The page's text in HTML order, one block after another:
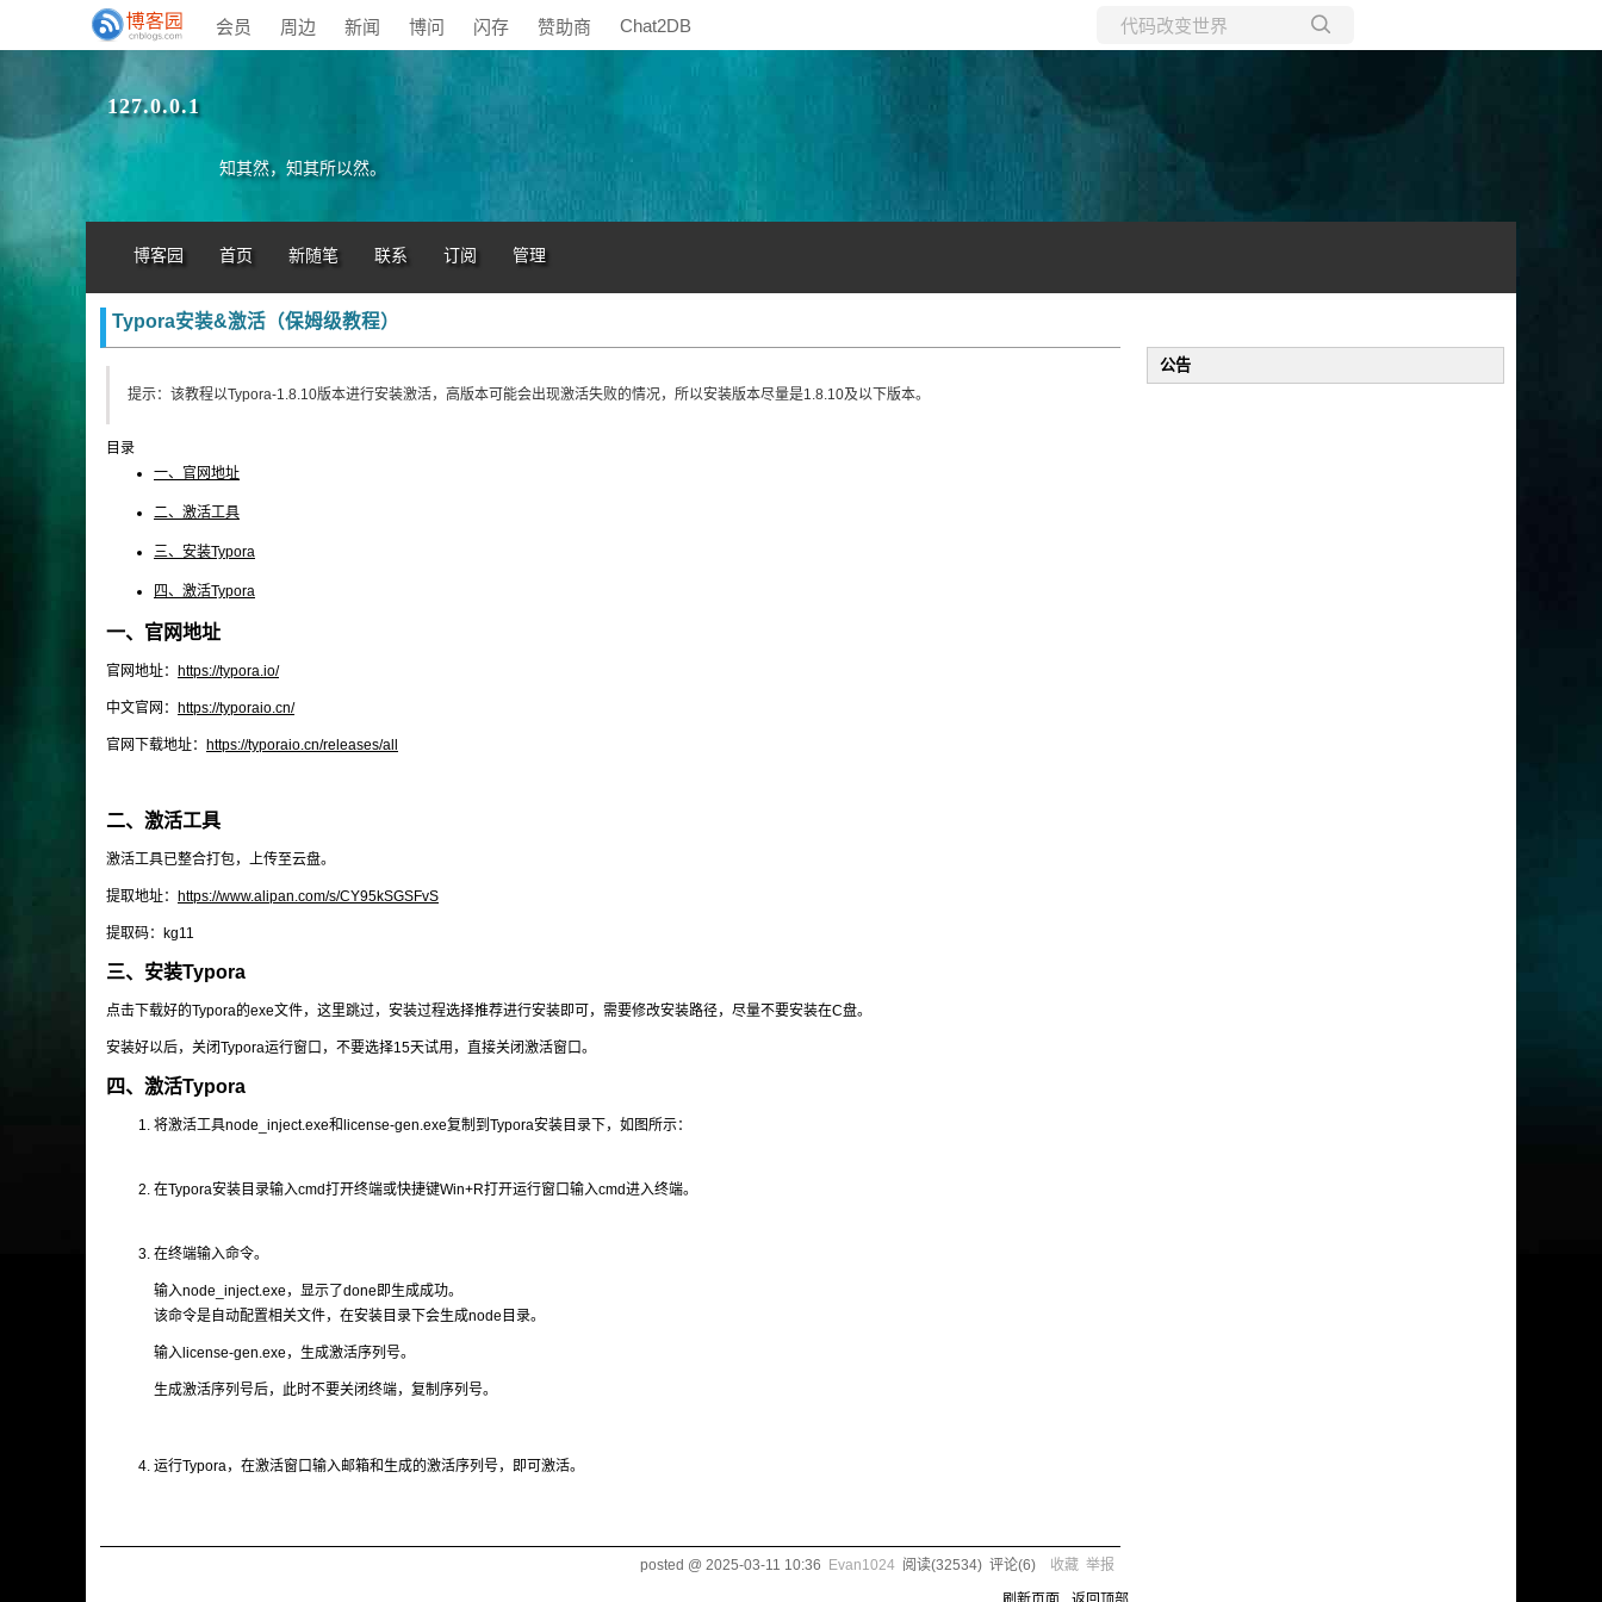
会员 周边 新闻 博问 闪存 赞助商 Chat2DB
127.0.0.1
知其然，知其所以然。
博客园 首页 新随笔 联系 订阅 管理
Typora安装&激活（保姆级教程）
提示：该教程以Typora-1.8.10版本进行安装激活，高版本可能会出现激活失败的情况，所以安装版本尽量是1.8.10及以下版本。
目录
一、官网地址
二、激活工具
三、安装Typora
四、激活Typora
一、官网地址
官网地址： https://typora.io/
中文官网： https://typoraio.cn/
官网下载地址： https://typoraio.cn/releases/all
二、激活工具
激活工具已整合打包，上传至云盘。
提取地址： https://www.alipan.com/s/CY95kSGSFvS
提取码： kg11
三、安装Typora
点击下载好的Typora的exe文件，这里跳过，安装过程选择推荐进行安装即可，需要修改安装路径，尽量不要安装在C盘。
安装好以后，关闭Typora运行窗口，不要选择15天试用，直接关闭激活窗口。
四、激活Typora
将激活工具node_inject.exe和license-gen.exe复制到Typora安装目录下，如图所示：
在Typora安装目录输入cmd打开终端或快捷键Win+R打开运行窗口输入cmd进入终端。
在终端输入命令。
输入node_inject.exe ，显示了done即生成成功。
该命令是自动配置相关文件，在安装目录下会生成node目录。
输入 license-gen.exe ，生成激活序列号。
生成激活序列号后，此时不要关闭终端，复制序列号。
运行Typora，在激活窗口输入邮箱和生成的激活序列号，即可激活。
posted @ 2025-03-11 10:36 Evan1024 阅读(32534) 评论(6) 收藏 举报
公告